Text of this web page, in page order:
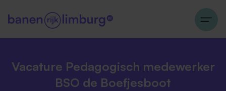
Vacature Pedagogisch medewerker
BSO de Boefjesboot